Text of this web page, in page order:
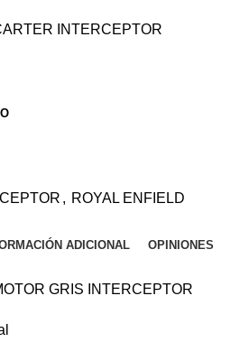
INTERCEPTOR
, ROYAL ENFIELD
ADICIONAL OPINIONES
GRIS INTERCEPTOR